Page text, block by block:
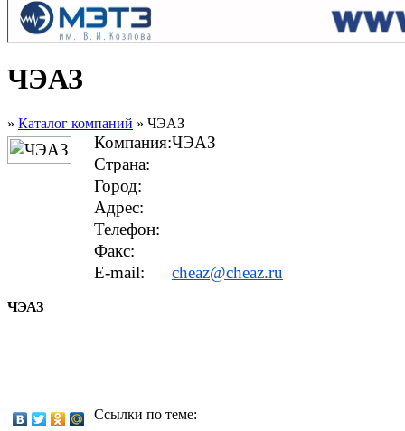
ЧЭАЗ
» Каталог компаний » ЧЭАЗ
Компания:ЧЭАЗ
Страна:
Город:
Адрес:
Телефон:
Факс:
E-mail:
cheaz@cheaz.ru
ЧЭАЗ
Ссылки по теме: